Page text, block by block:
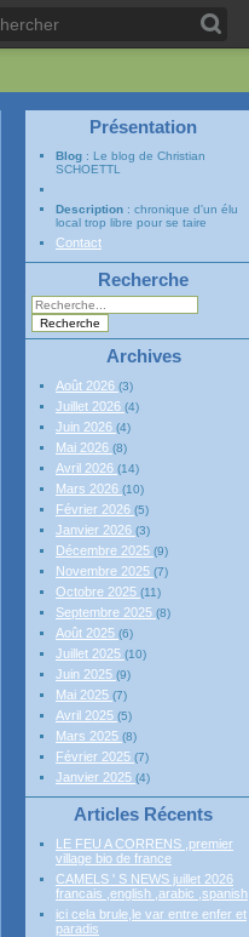
Présentation
Blog : Le blog de Christian
SCHOETTL
Description : chronique d'un élu
local trop libre pour se taire
Contact
Recherche
Archives
Août 2026 (3)
Juillet 2026 (4)
Juin 2026 (4)
Mai 2026 (8)
Avril 2026 (14)
Mars 2026 (10)
Février 2026 (5)
Janvier 2026 (3)
Décembre 2025 (9)
Novembre 2025 (7)
Octobre 2025 (11)
Septembre 2025 (8)
Août 2025 (6)
Juillet 2025 (10)
Juin 2025 (9)
Mai 2025 (7)
Avril 2025 (5)
Mars 2025 (8)
Février 2025 (7)
Janvier 2025 (4)
Articles Récents
LE FEU A CORRENS ,premier
village bio de france
CAMELS ' S NEWS juillet 2026
francais ,english ,arabic ,spanish
ici cela brule,le var entre enfer et
paradis